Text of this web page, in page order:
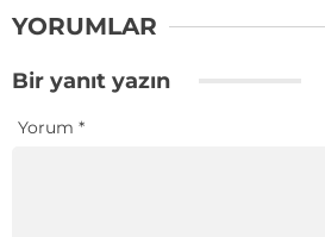
YORUMLAR
Bir yanıt yazın
Yorum *